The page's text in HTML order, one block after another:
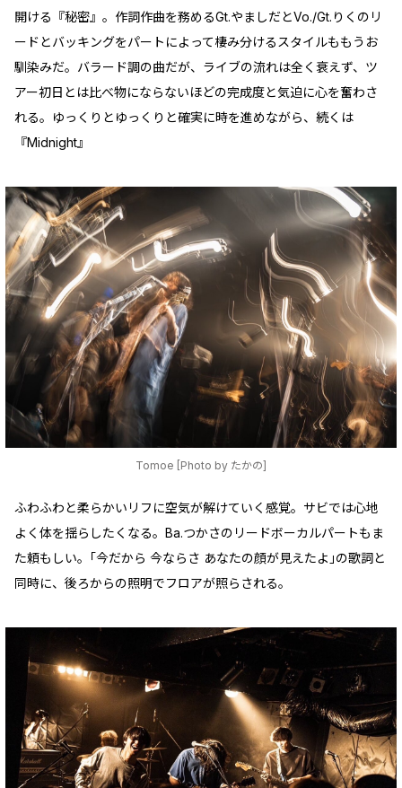
開ける『秘密』。作詞作曲を務めるGt.やましだとVo./Gt.りくのリ
ードとバッキングをパートによって棲み分けるスタイルももうお
馴染みだ。バラード調の曲だが、ライブの流れは全く衰えず、ツ
アー初日とは比べ物にならないほどの完成度と気迫に心を奮わさ
れる。ゆっくりとゆっくりと確実に時を進めながら、続くは
『Midnight』
Tomoe [Photo by たかの]
ふわふわと柔らかいリフに空気が解けていく感覚。サビでは心地
よく体を揺らしたくなる。Ba.つかさのリードボーカルパートもま
た頼もしい。｢今だから 今ならさ あなたの顔が見えたよ｣の歌詞と
同時に、後ろからの照明でフロアが照らされる。